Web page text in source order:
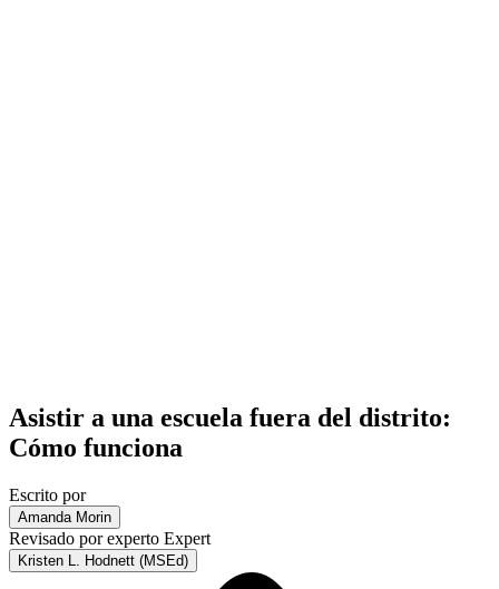
Asistir a una escuela fuera del distrito:
Cómo funciona
Escrito por
Amanda Morin
Revisado por experto Expert
Kristen L. Hodnett (MSEd)